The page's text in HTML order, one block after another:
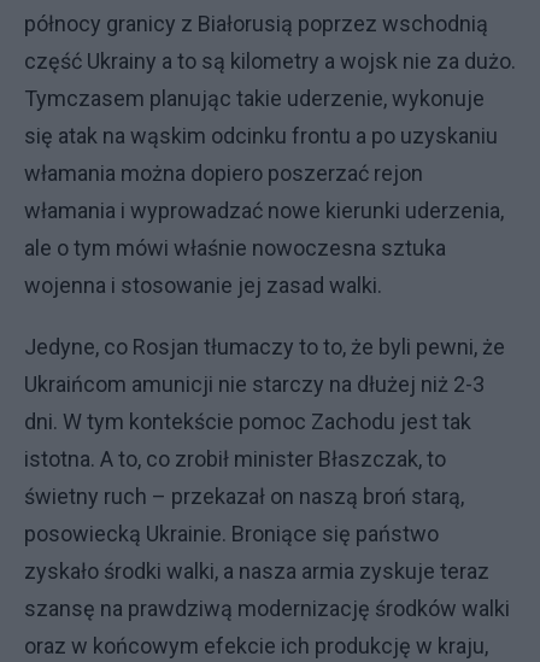
północy granicy z Białorusią poprzez wschodnią
część Ukrainy a to są kilometry a wojsk nie za dużo.
Tymczasem planując takie uderzenie, wykonuje
się atak na wąskim odcinku frontu a po uzyskaniu
włamania można dopiero poszerzać rejon
włamania i wyprowadzać nowe kierunki uderzenia,
ale o tym mówi właśnie nowoczesna sztuka
wojenna i stosowanie jej zasad walki.
Jedyne, co Rosjan tłumaczy to to, że byli pewni, że
Ukraińcom amunicji nie starczy na dłużej niż 2-3
dni. W tym kontekście pomoc Zachodu jest tak
istotna. A to, co zrobił minister Błaszczak, to
świetny ruch – przekazał on naszą broń starą,
posowiecką Ukrainie. Broniące się państwo
zyskało środki walki, a nasza armia zyskuje teraz
szansę na prawdziwą modernizację środków walki
oraz w końcowym efekcie ich produkcję w kraju,